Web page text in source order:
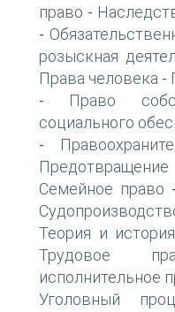
право -
-
розыскная
Права человека -
- Право
социального
-
Предотвращение
Семейное право -
Теория и
Трудовое
исполнительное
Уголовный